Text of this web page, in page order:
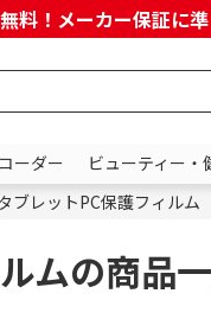
！メーカー保証に
ーダー ビューティー・
ブレットPC保護フィルム
ムの商品